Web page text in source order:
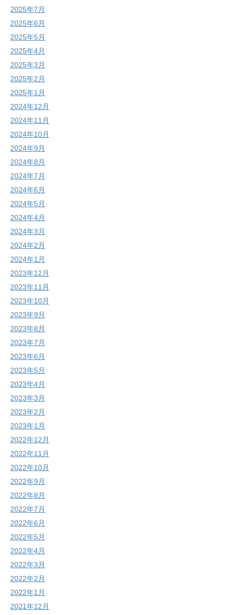
2025年7月
2025年6月
2025年5月
2025年4月
2025年3月
2025年2月
2025年1月
2024年12月
2024年11月
2024年10月
2024年9月
2024年8月
2024年7月
2024年6月
2024年5月
2024年4月
2024年3月
2024年2月
2024年1月
2023年12月
2023年11月
2023年10月
2023年9月
2023年8月
2023年7月
2023年6月
2023年5月
2023年4月
2023年3月
2023年2月
2023年1月
2022年12月
2022年11月
2022年10月
2022年9月
2022年8月
2022年7月
2022年6月
2022年5月
2022年4月
2022年3月
2022年2月
2022年1月
2021年12月